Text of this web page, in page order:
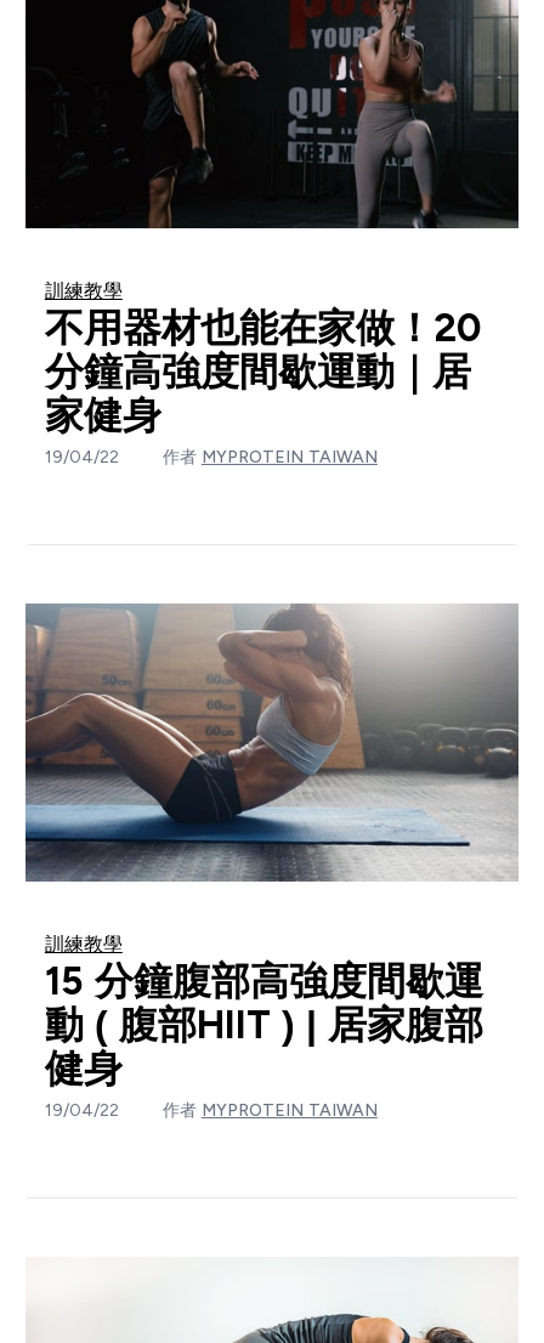
訓練教學
不用器材也能在家做！20
分鐘高強度間歇運動｜居
家健身
19/04/22 作者 MYPROTEIN TAIWAN
訓練教學
15 分鐘腹部高強度間歇運
動 ( 腹部HIIT ) | 居家腹部
健身
19/04/22 作者 MYPROTEIN TAIWAN